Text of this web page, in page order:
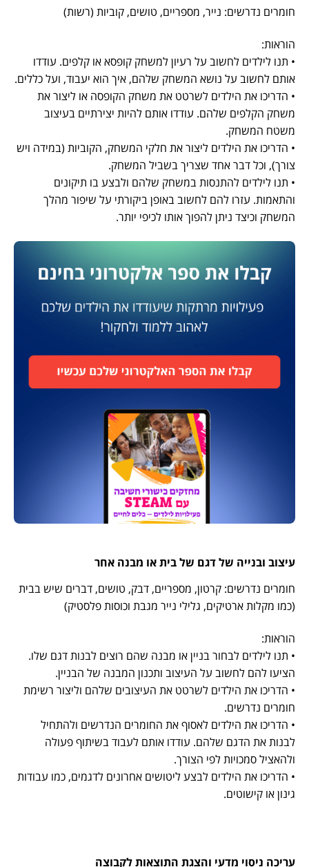
חומרים נדרשים: נייר, מספריים, טושים, קוביות (רשות)
הוראות:
• תנו לילדים לחשוב על רעיון למשחק קופסא או קלפים. עודדו
אותם לחשוב על נושא המשחק שלהם, איך הוא יעבוד, ועל כללים.
• הדריכו את הילדים לשרטט את משחק הקופסה או ליצור את
משחק הקלפים שלהם. עודדו אותם להיות יצירתיים בעיצוב
משטח המשחק.
• הדריכו את הילדים ליצור את חלקי המשחק, הקוביות (במידה ויש
צורך), וכל דבר אחד שצריך בשביל המשחק.
• תנו לילדים להתנסות במשחק שלהם ולבצע בו תיקונים
והתאמות. עזרו להם לחשוב באופן ביקורתי על שיפור מהלך
המשחק וכיצד ניתן להפוך אותו לכיפי יותר.
עיצוב ובנייה של דגם של בית או מבנה אחר
חומרים נדרשים: קרטון, מספריים, דבק, טושים, דברים שיש בבית
(כמו מקלות ארטיקים, גלילי נייר מגבת וכוסות פלסטיק)
הוראות:
• תנו לילדים לבחור בניין או מבנה שהם רוצים לבנות דגם שלו.
הציעו להם לחשוב על העיצוב ותכנון המבנה של הבניין.
• הדריכו את הילדים לשרטט את העיצובים שלהם וליצור רשימת
חומרים נדרשים.
• הדריכו את הילדים לאסוף את החומרים הנדרשים ולהתחיל
לבנות את הדגם שלהם. עודדו אותם לעבוד בשיתוף פעולה
ולהאציל סמכויות לפי הצורך.
• הדריכו את הילדים לבצע ליטושים אחרונים לדגמים, כמו עבודות
גינון או קישוטים.
עריכה ניסוי מדעי והצגת התוצאות לקבוצה